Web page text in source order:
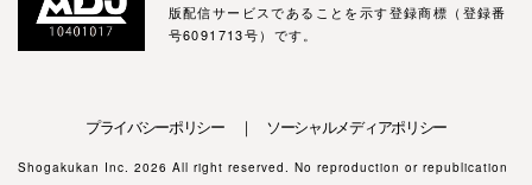
版配信サービスであることを示す登録商標（登録番
号6091713号）です。
プライバシーポリシー ｜ ソーシャルメディアポリシー
Shogakukan Inc. 2026 All right reserved. No reproduction or republication